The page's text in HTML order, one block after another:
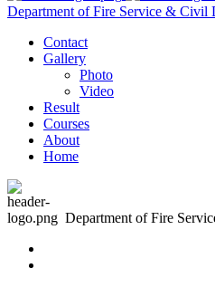
Department of Fire Service & Civil
Contact
Gallery
Photo
Video
Result
Courses
About
Home
Department of Fire